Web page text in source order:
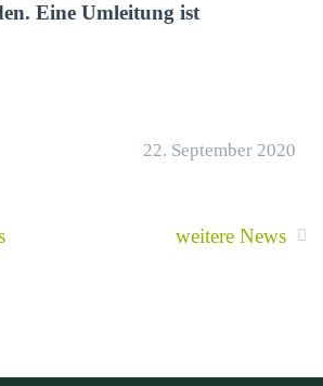
Eine Umleitung ist
22. September 2020
weitere News